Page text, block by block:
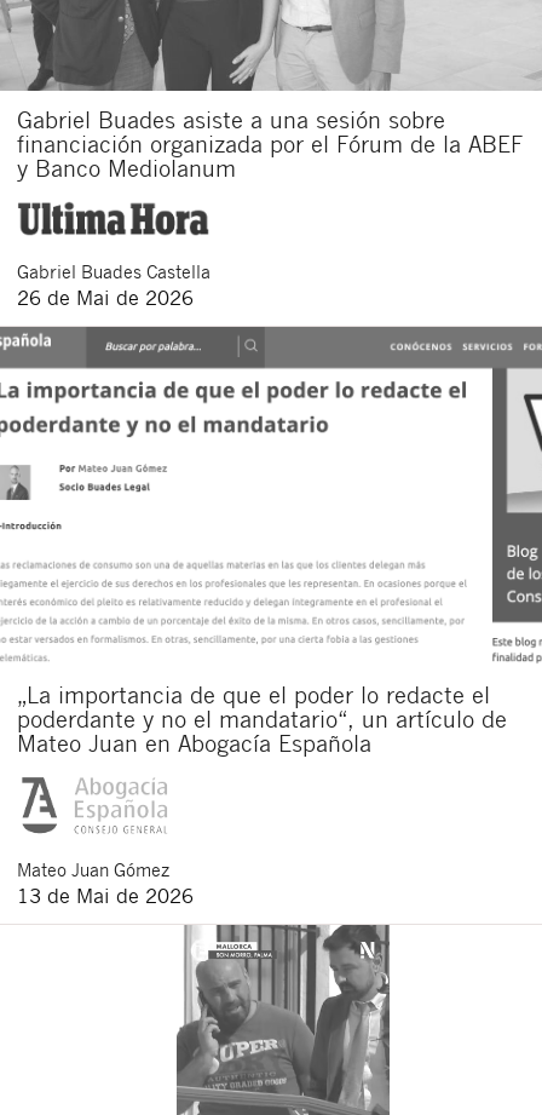
Gabriel Buades asiste a una sesión sobre
financiación organizada por el Fórum de la ABEF
y Banco Mediolanum
Gabriel Buades Castella
26 de Mai de 2026
„La importancia de que el poder lo redacte el
poderdante y no el mandatario“, un artículo de
Mateo Juan en Abogacía Española
Mateo Juan Gómez
13 de Mai de 2026